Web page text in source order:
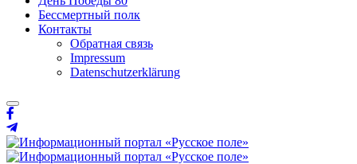
Бессмертный полк
Контакты
Обратная связь
Impressum
Datenschutzerklärung